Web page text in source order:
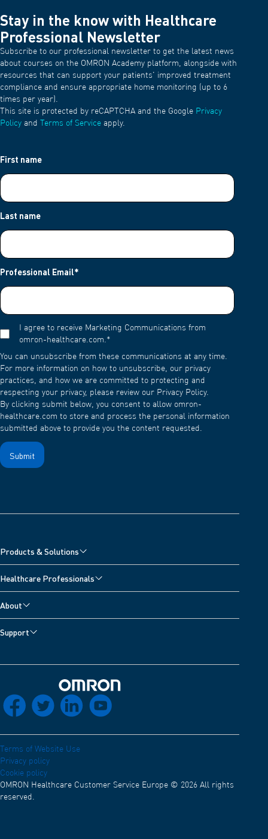
Stay in the know with Healthcare
Professional Newsletter
Subscribe to our professional newsletter to get the latest news
about courses on the OMRON Academy platform, alongside with
resources that can support your patients' improved treatment
compliance and ensure appropriate home monitoring (up to 6
times per year).
This site is protected by reCAPTCHA and the Google Privacy
Policy and Terms of Service apply.
First name
Last name
Professional Email*
I agree to receive Marketing Communications from
omron-healthcare.com.*
You can unsubscribe from these communications at any time.
For more information on how to unsubscribe, our privacy
practices, and how we are committed to protecting and
respecting your privacy, please review our Privacy Policy.
By clicking submit below, you consent to allow omron-
healthcare.com to store and process the personal information
submitted above to provide you the content requested.
Products & Solutions
Respiratory Products
Healthcare Professionals
Training Center
Webinars & Congresses
About
Distribution network
Support
Declaration of conformity
Electro Magnetic Compatibility
socials_facebooksocials_twittersocials_linkedinsocials_youtube
Terms of Website Use
Privacy policy
Cookie policy
OMRON Healthcare Customer Service Europe © 2026 All rights
reserved.